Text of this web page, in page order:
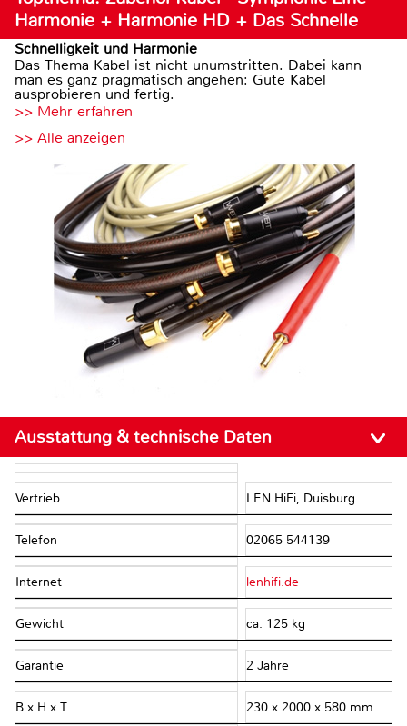
Harmonie + Harmonie HD + Das Schnelle
Schnelligkeit und Harmonie
Das Thema Kabel ist nicht unumstritten. Dabei kann
man es ganz pragmatisch angehen: Gute Kabel
ausprobieren und fertig.
>> Mehr erfahren
>> Alle anzeigen
Ausstattung & technische Daten
Vertrieb LEN HiFi, Duisburg
Telefon 02065 544139
Internet lenhifi.de
Gewicht ca. 125 kg
Garantie 2 Jahre
B x H x T 230 x 2000 x 580 mm